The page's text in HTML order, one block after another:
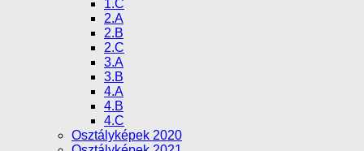
1.C
2.A
2.B
2.C
3.A
3.B
4.A
4.B
4.C
Osztályképek 2020